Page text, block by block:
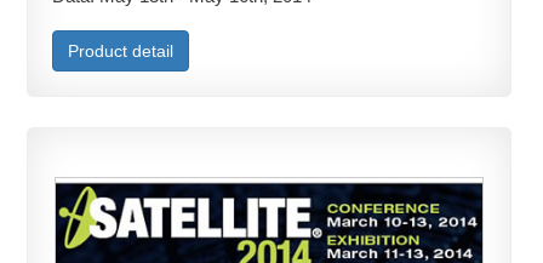
Product detail